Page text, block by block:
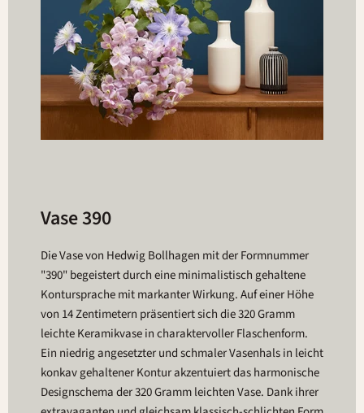
Vase 390
Die Vase von Hedwig Bollhagen mit der Formnummer
"390" begeistert durch eine minimalistisch gehaltene
Kontursprache mit markanter Wirkung. Auf einer Höhe
von 14 Zentimetern präsentiert sich die 320 Gramm
leichte Keramikvase in charaktervoller Flaschenform.
Ein niedrig angesetzter und schmaler Vasenhals in leicht
konkav gehaltener Kontur akzentuiert das harmonische
Designschema der 320 Gramm leichten Vase. Dank ihrer